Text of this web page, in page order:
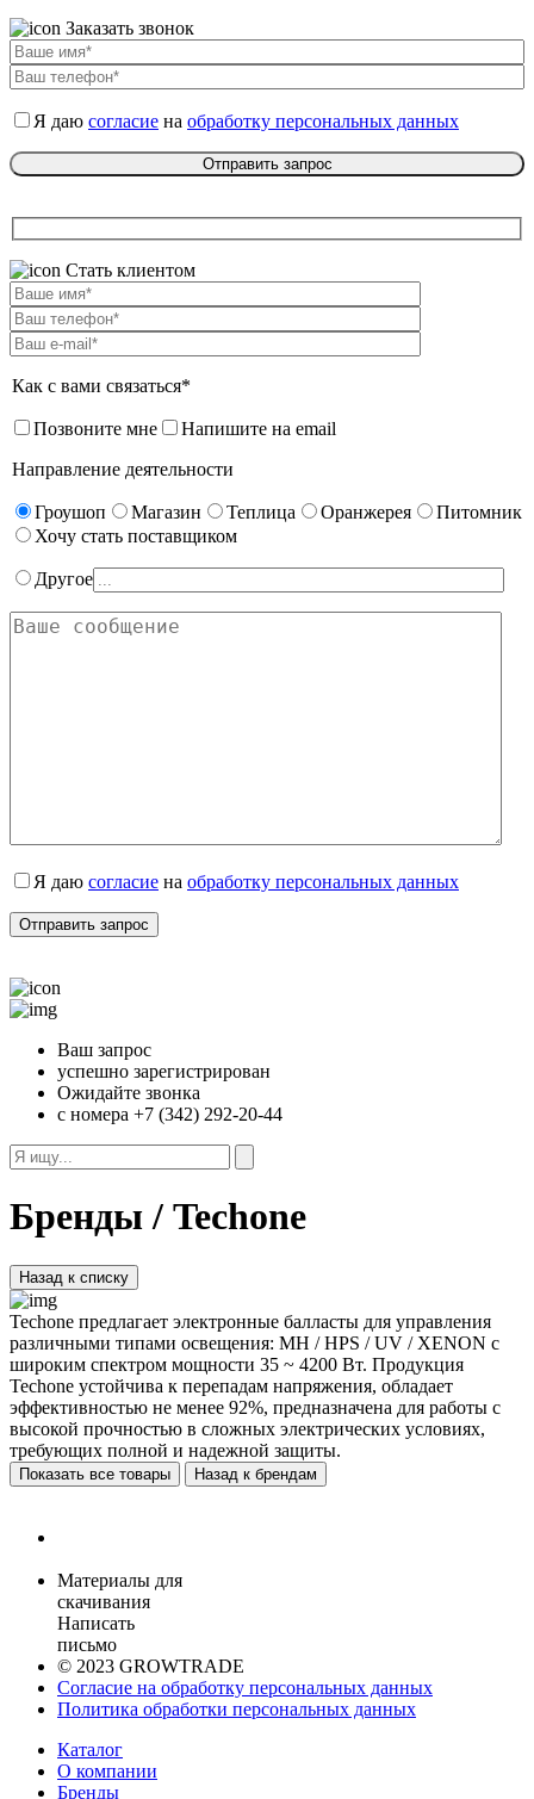
Заказать звонок
Я даю согласие на обработку персональных данных
Стать клиентом
Как с вами связаться*
Позвоните мне
Напишите на email
Направление деятельности
Гроушоп Магазин Теплица Оранжерея
Питомник
Хочу стать поставщиком
Другое
Я даю согласие на обработку персональных данных
Ваш запрос
успешно зарегистрирован
Ожидайте звонка
с номера +7 (342) 292-20-44
Бренды / Techone
Назад к списку
Techone предлагает электронные балласты для управления
различными типами освещения: MH / HPS / UV / XENON с
широким спектром мощности 35 ~ 4200 Вт. Продукция
Techone устойчива к перепадам напряжения, обладает
эффективностью не менее 92%, предназначена для работы с
высокой прочностью в сложных электрических условиях,
требующих полной и надежной защиты.
Показать все товары Назад к брендам
Материалы для
скачивания
Написать
письмо
© 2023 GROWTRADE
Согласие на обработку персональных данных
Политика обработки персональных данных
Каталог
О компании
Бренды